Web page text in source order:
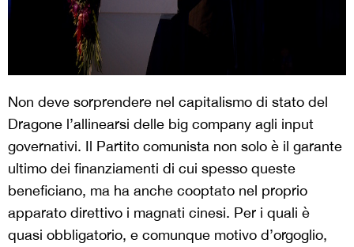
Non deve sorprendere nel capitalismo di stato del
Dragone l’allinearsi delle big company agli input
governativi. Il Partito comunista non solo è il garante
ultimo dei finanziamenti di cui spesso queste
beneficiano, ma ha anche cooptato nel proprio
apparato direttivo i magnati cinesi. Per i quali è
quasi obbligatorio, e comunque motivo d’orgoglio,